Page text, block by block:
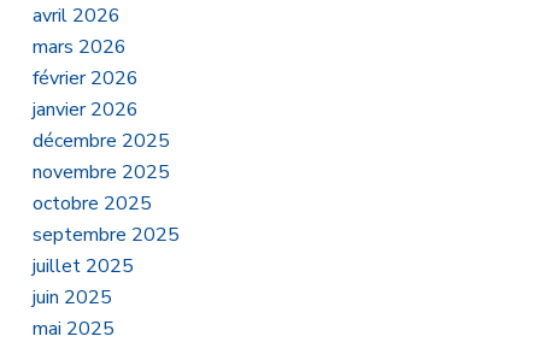
avril 2026
mars 2026
février 2026
janvier 2026
décembre 2025
novembre 2025
octobre 2025
septembre 2025
juillet 2025
juin 2025
mai 2025